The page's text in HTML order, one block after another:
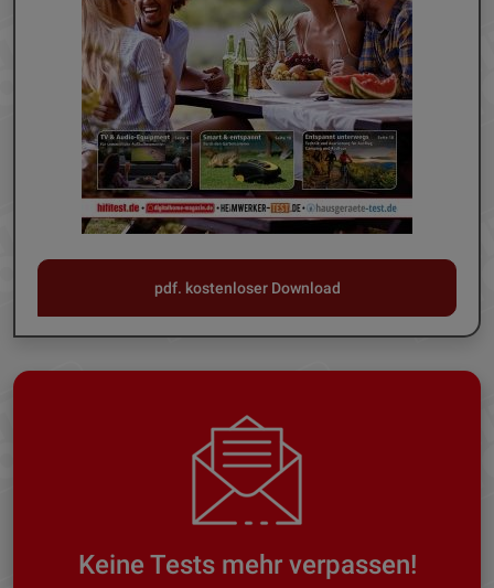
pdf. kostenloser Download
Keine Tests mehr verpassen!